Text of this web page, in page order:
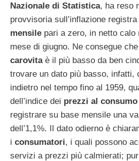
Nazionale di Statistica, ha reso
provvisoria sull’inflazione
mensile pari a zero, in netto calo
mese di giugno. Ne consegue
carovitaè il più basso da ben
trovare un dato più basso, infatti,
indietro nel tempo fino al 1959,
dell’indice dei prezzi al consumo
registrare su base mensile una
dell’1,1%. Il dato odierno è
i consumatori, i quali possono
servizi a prezzi più calmierati;